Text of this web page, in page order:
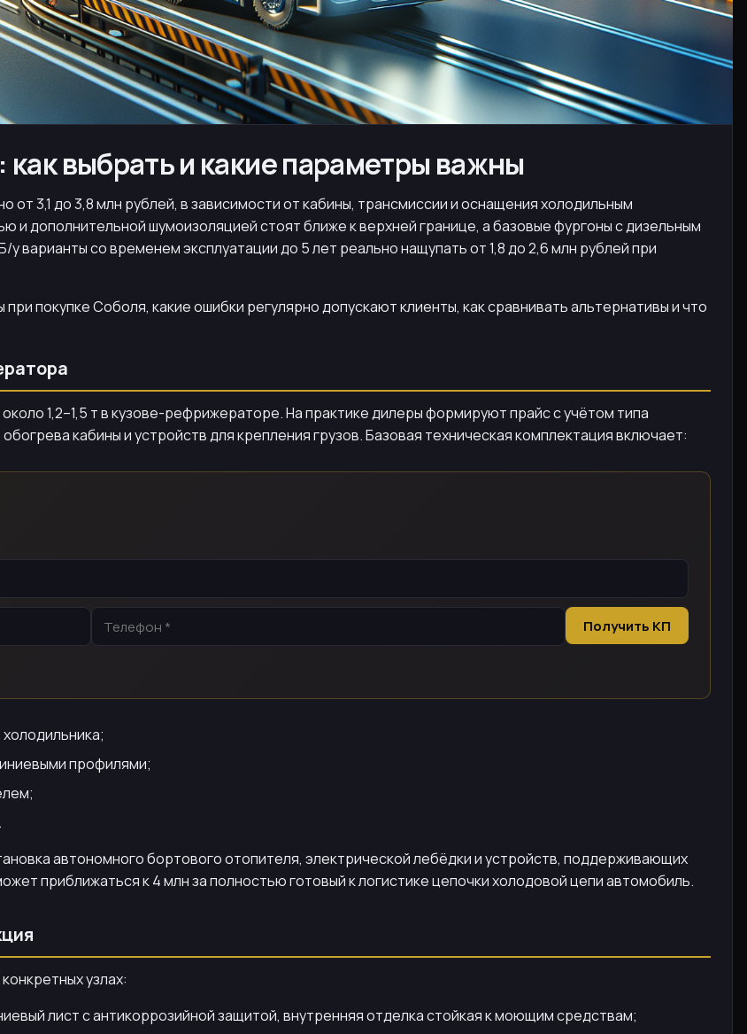
выбрать и какие параметры важны
3,1 до 3,8 млн рублей, в зависимости от кабины, трансмиссии и оснащения холодильным
и дополнительной шумоизоляцией стоят ближе к верхней границе, а базовые фургоны с дизельным
варианты со временем эксплуатации до 5 лет реально нащупать от 1,8 до 2,6 млн рублей при
покупке Соболя, какие ошибки регулярно допускают клиенты, как сравнивать альтернативы и что
1,2–1,5 т в кузове-рефрижераторе. На практике дилеры формируют прайс с учётом типа
кабины и устройств для крепления грузов. Базовая техническая комплектация включает:
Получить КП
профилями;
автономного бортового отопителя, электрической лебёдки и устройств, поддерживающих
приближаться к 4 млн за полностью готовый к логистике цепочки холодовой цепи автомобиль.
узлах:
лист с антикоррозийной защитой, внутренняя отделка стойкая к моющим средствам;